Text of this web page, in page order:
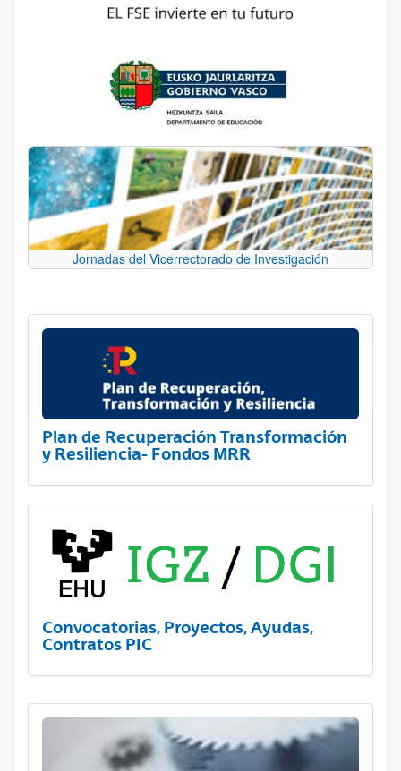
Jornadas del Vicerrectorado de Investigación
Plan de Recuperación Transformación
y Resiliencia- Fondos MRR
Convocatorias, Proyectos, Ayudas,
Contratos PIC